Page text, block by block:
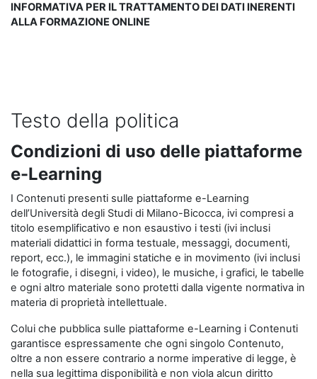
INFORMATIVA PER IL TRATTAMENTO DEI DATI INERENTI
ALLA FORMAZIONE ONLINE
Testo della politica
Condizioni di uso delle piattaforme
e-Learning
I Contenuti presenti sulle piattaforme e-Learning
dell’Università degli Studi di Milano-Bicocca, ivi compresi a
titolo esemplificativo e non esaustivo i testi (ivi inclusi
materiali didattici in forma testuale, messaggi, documenti,
report, ecc.), le immagini statiche e in movimento (ivi inclusi
le fotografie, i disegni, i video), le musiche, i grafici, le tabelle
e ogni altro materiale sono protetti dalla vigente normativa in
materia di proprietà intellettuale.
Colui che pubblica sulle piattaforme e-Learning i Contenuti
garantisce espressamente che ogni singolo Contenuto,
oltre a non essere contrario a norme imperative di legge, è
nella sua legittima disponibilità e non viola alcun diritto